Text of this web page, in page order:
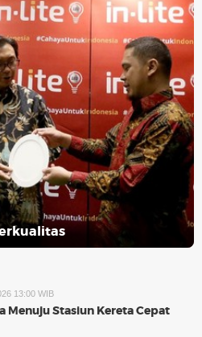
13:00 WIB
Menuju Stasiun Kereta Cepat